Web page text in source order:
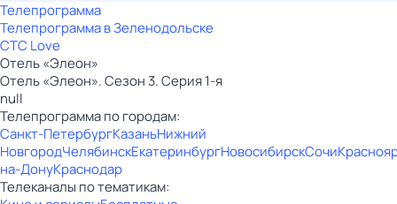
Телепрограмма
Телепрограмма в Зеленодольске
СТС Love
Отель «Элеон»
Отель «Элеон». Сезон 3. Серия 1-я
null
Телепрограмма по городам:
Санкт-ПетербургКазаньНижний
НовгородЧелябинскЕкатеринбургНовосибирскСочи
на-ДонуКраснодар
Телеканалы по тематикам: